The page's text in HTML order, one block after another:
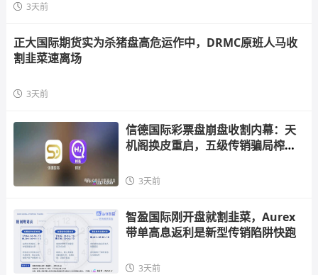
3天前
正大国际期货实为杀猪盘高危运作中，DRMC原班人马收
割韭菜速离场
3天前
信德国际彩票盘崩盘收割内幕：天
机阁换皮重启，五级传销骗局榨干
3天前
智盈国际刚开盘就割韭菜，Aurex
带单高息返利是新型传销陷阱快跑
3天前